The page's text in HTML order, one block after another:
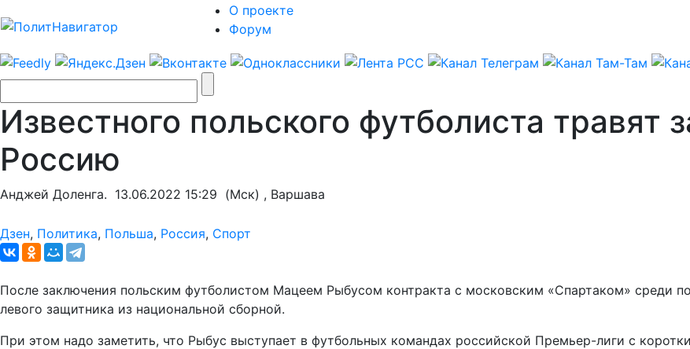
О проекте
Форум
Известного польского футболиста травят
Россию
Анджей Доленга. 13.06.2022 15:29 (Мск) , Варшава
Дзен, Политика, Польша, Россия, Спорт
После заключения польским футболистом Мацеем Рыбусом контракта с московским «Спартаком» среди
левого защитника из национальной сборной.
При этом надо заметить, что Рыбус выступает в футбольных командах российской Премьер-лиги с